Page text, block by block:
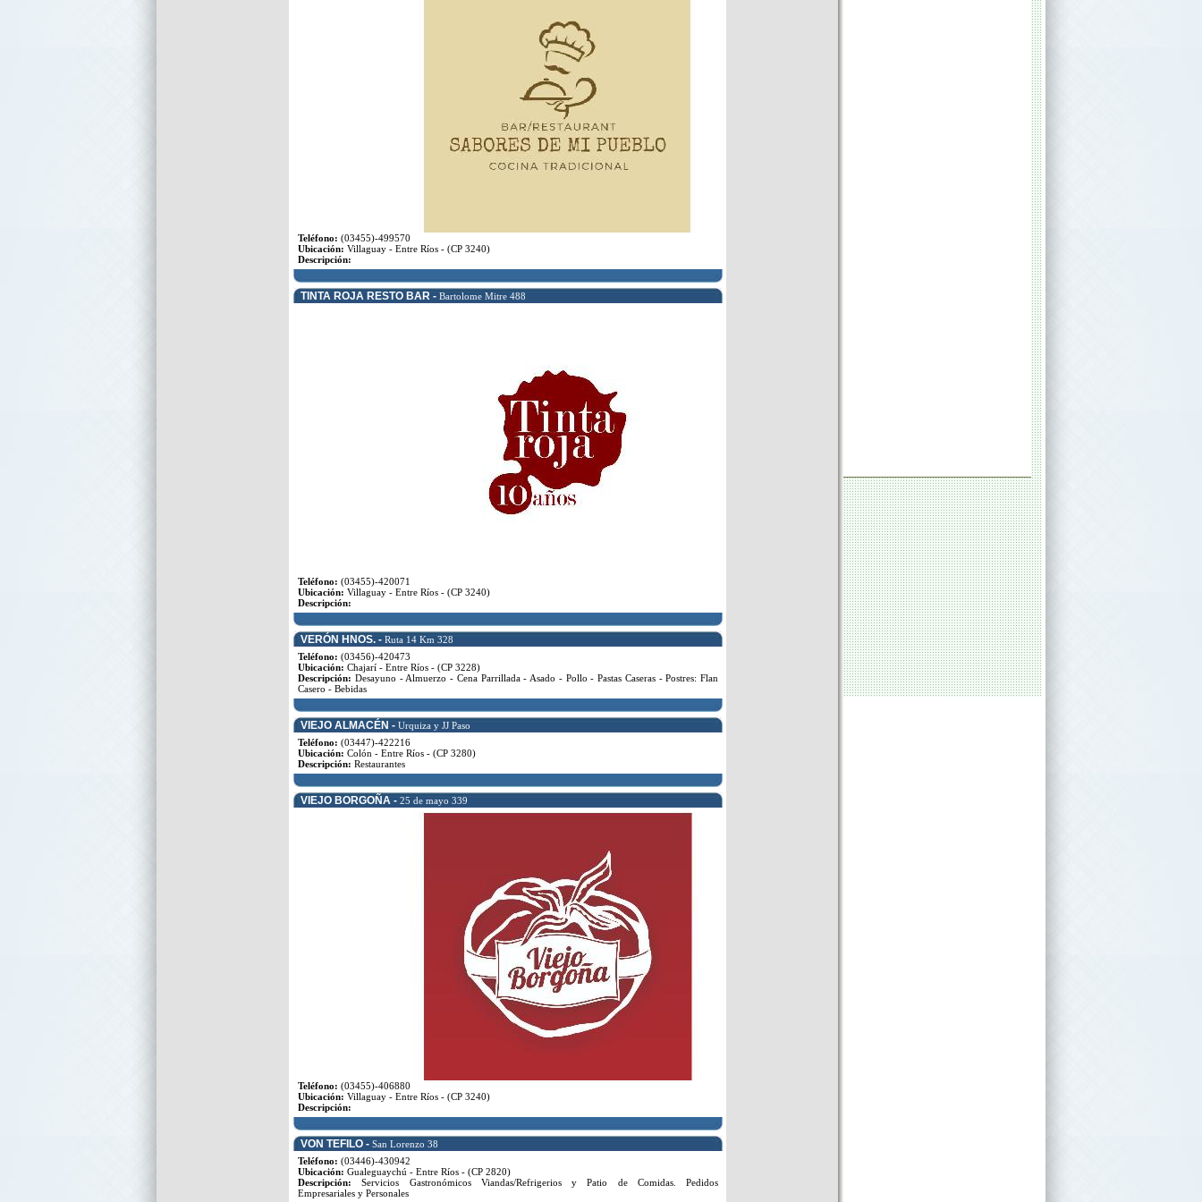
Teléfono: (03455)-499570
Ubicación: Villaguay - Entre Ríos - (CP 3240)
Descripción:
TINTA ROJA RESTO BAR - Bartolome Mitre 488
Teléfono: (03455)-420071
Ubicación: Villaguay - Entre Ríos - (CP 3240)
Descripción:
VERÓN HNOS. - Ruta 14 Km 328
Teléfono: (03456)-420473
Ubicación: Chajarí - Entre Ríos - (CP 3228)
Descripción: Desayuno - Almuerzo - Cena Parrillada - Asado - Pollo - Pastas Caseras - Postres: Flan
Casero - Bebidas
VIEJO ALMACÉN - Urquiza y JJ Paso
Teléfono: (03447)-422216
Ubicación: Colón - Entre Ríos - (CP 3280)
Descripción: Restaurantes
VIEJO BORGOÑA - 25 de mayo 339
Teléfono: (03455)-406880
Ubicación: Villaguay - Entre Ríos - (CP 3240)
Descripción:
VON TEFILO - San Lorenzo 38
Teléfono: (03446)-430942
Ubicación: Gualeguaychú - Entre Ríos - (CP 2820)
Descripción: Servicios Gastronómicos Viandas/Refrigerios y Patio de Comidas. Pedidos
Empresariales y Personales